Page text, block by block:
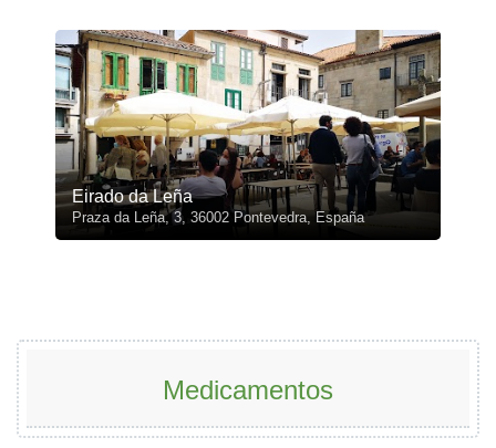
Eirado da Leña
Praza da Leña, 3, 36002 Pontevedra, España
Medicamentos